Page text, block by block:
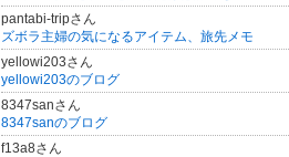
pantabi-tripさん
ズボラ主婦の気になるアイテム、旅先メモ
yellowi203さん
yellowi203のブログ
8347sanさん
8347sanのブログ
f13a8さん